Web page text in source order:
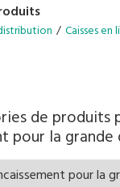
Caisses en
de produits
pour la
pour la